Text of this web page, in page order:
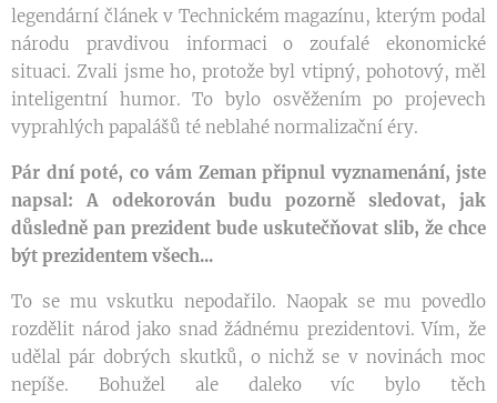
legendární článek v Technickém magazínu, kterým podal
národu pravdivou informaci o zoufalé ekonomické
situaci. Zvali jsme ho, protože byl vtipný, pohotový, měl
inteligentní humor. To bylo osvěžením po projevech
vyprahlých papalášů té neblahé normalizační éry.
Pár dní poté, co vám Zeman připnul vyznamenání, jste
napsal: A odekorován budu pozorně sledovat, jak
důsledně pan prezident bude uskutečňovat slib, že chce
být prezidentem všech...
To se mu vskutku nepodařilo. Naopak se mu povedlo
rozdělit národ jako snad žádnému prezidentovi. Vím, že
udělal pár dobrých skutků, o nichž se v novinách moc
nepíše. Bohužel ale daleko víc bylo těch